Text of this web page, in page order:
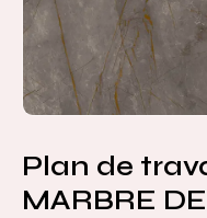
Plan de
MARBRE